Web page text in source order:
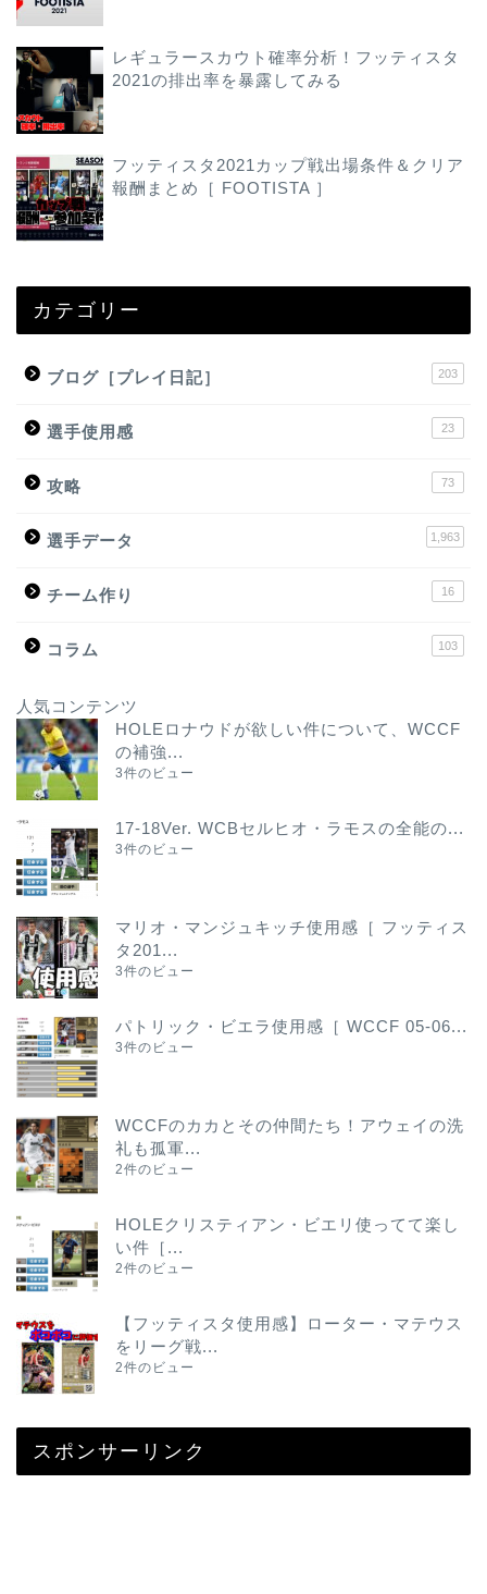
レギュラースカウト確率分析！フッティスタ
2021の排出率を暴露してみる
フッティスタ2021カップ戦出場条件＆クリア
報酬まとめ［ FOOTISTA ］
カテゴリー
ブログ［プレイ日記］ 203
選手使用感 23
攻略 73
選手データ 1,963
チーム作り 16
コラム 103
人気コンテンツ
HOLEロナウドが欲しい件について、WCCF
の補強...
3件のビュー
17-18Ver. WCBセルヒオ・ラモスの全能の...
3件のビュー
マリオ・マンジュキッチ使用感［ フッティス
タ201...
3件のビュー
パトリック・ビエラ使用感［ WCCF 05-06...
3件のビュー
WCCFのカカとその仲間たち！アウェイの洗
礼も孤軍...
2件のビュー
HOLEクリスティアン・ビエリ使ってて楽し
い件［...
2件のビュー
【フッティスタ使用感】ローター・マテウス
をリーグ戦...
2件のビュー
スポンサーリンク